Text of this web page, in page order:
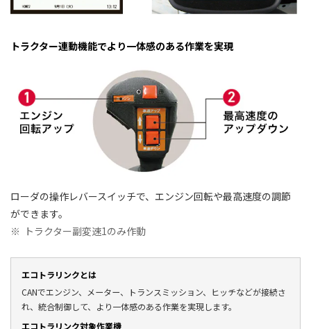
トラクター連動機能でより一体感のある作業を実現
ローダの操作レバースイッチで、エンジン回転や最高速度の調節
ができます。
※ トラクター副変速1のみ作動
エコトラリンクとは
CANでエンジン、メーター、トランスミッション、ヒッチなどが接続さ
れ、統合制御して、より一体感のある作業を実現します。
エコトラリンク対象作業機